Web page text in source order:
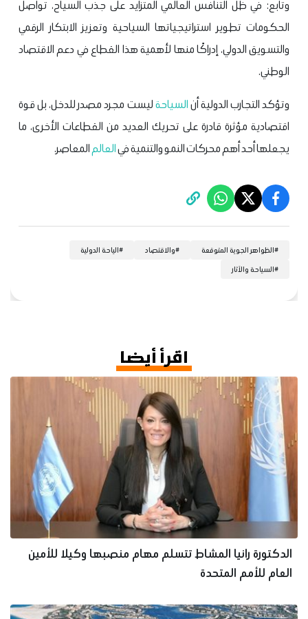
وتابع: في ظل التنافس العالمي المتزايد على جذب السياح، تواصل
الحكومات تطوير استراتيجياتها السياحية وتعزيز الابتكار الرقمي
والتسويق الدولي، إدراكًا منها لأهمية هذا القطاع في دعم الاقتصاد
الوطني.
وتؤكد التجارب الدولية أنالسياحةليست مجرد مصدر للدخل، بل قوة
اقتصادية مؤثرة قادرة على تحريك العديد من القطاعات الأخرى، ما
يجعلها أحد أهم محركات النمو والتنمية فيالعالمالمعاصر.
#​الظواهر الجوية المتوقعة #والاقتصاد #الياحة الدولية
#السياحة والآثار
اقرأ أيضا
الدكتورة رانيا المشاط تتسلم مهام منصبها وكيلا للأمين
العام للأمم المتحدة